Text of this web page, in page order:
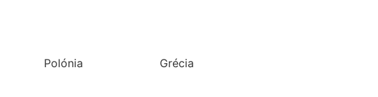
Polónia Grécia